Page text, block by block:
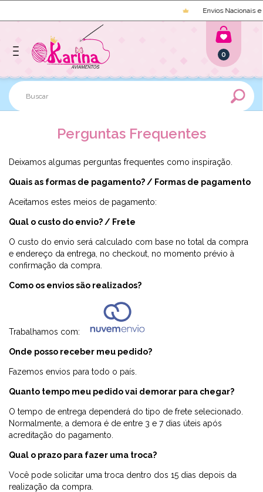
Envios Nacionais e
0
Perguntas Frequentes
Deixamos algumas perguntas frequentes como inspiração.
Quais as formas de pagamento? / Formas de pagamento
Aceitamos estes meios de pagamento:
Qual o custo do envio? / Frete
O custo do envio será calculado com base no total da compra
e endereço da entrega, no checkout, no momento prévio à
confirmação da compra.
Como os envios são realizados?
Trabalhamos com:
Onde posso receber meu pedido?
Fazemos envios para todo o país.
Quanto tempo meu pedido vai demorar para chegar?
O tempo de entrega dependerá do tipo de frete selecionado.
Normalmente, a demora é de entre 3 e 7 dias úteis após
acreditação do pagamento.
Qual o prazo para fazer uma troca?
Você pode solicitar uma troca dentro dos 15 dias depois da
realização da compra.